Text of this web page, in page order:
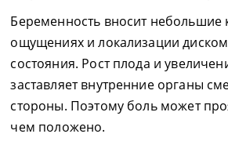
Беременность вносит небольшие
ощущениях и локализации
состояния. Рост плода и
заставляет внутренние органы
стороны. Поэтому боль может
чем положено.